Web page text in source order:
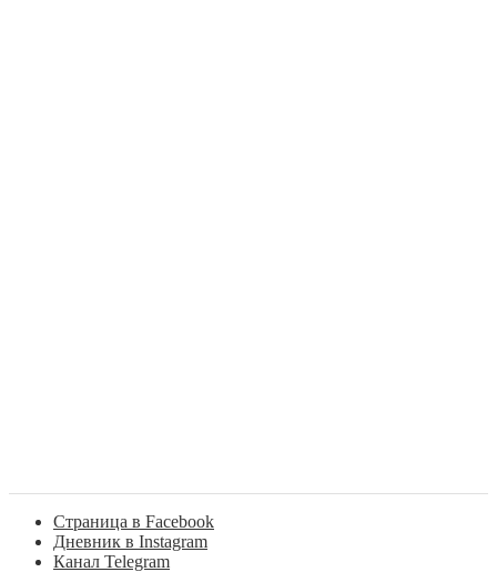
Страница в Facebook
Дневник в Instagram
Канал Telegram